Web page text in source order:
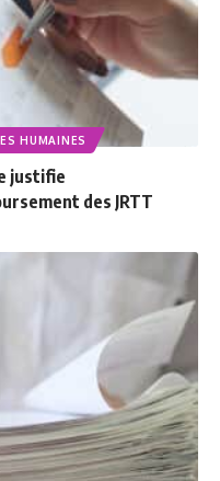
HUMAINES
justifie
des JRTT